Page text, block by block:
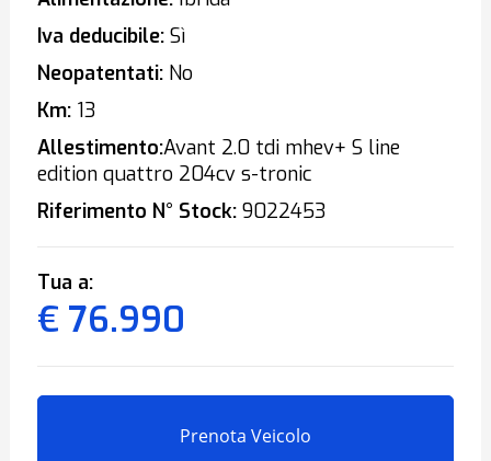
Iva deducibile:Sì
Neopatentati:No
Km:13
Allestimento:Avant 2.0 tdi mhev+ S line
edition quattro 204cv s-tronic
Riferimento N° Stock:9022453
Tua a:
€ 76.990
Prenota Veicolo